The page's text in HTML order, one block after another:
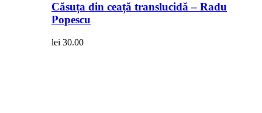
Căsuța din ceață translucidă – Radu
Popescu
lei 30.00